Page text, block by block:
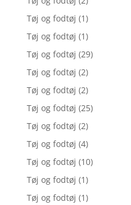
Tøj og fodtøj (1)
Tøj og fodtøj (1)
Tøj og fodtøj (29)
Tøj og fodtøj (2)
Tøj og fodtøj (2)
Tøj og fodtøj (25)
Tøj og fodtøj (2)
Tøj og fodtøj (4)
Tøj og fodtøj (10)
Tøj og fodtøj (1)
Tøj og fodtøj (1)